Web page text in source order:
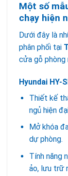
Một số
chạy hiện
Dưới đây là
phân phối tại
cửa gỗ phòng
Hyundai HY-
Thiết kế
ngủ hiện
Mở khóa
dự phòng.
Tính năng
ảo, lưu trữ